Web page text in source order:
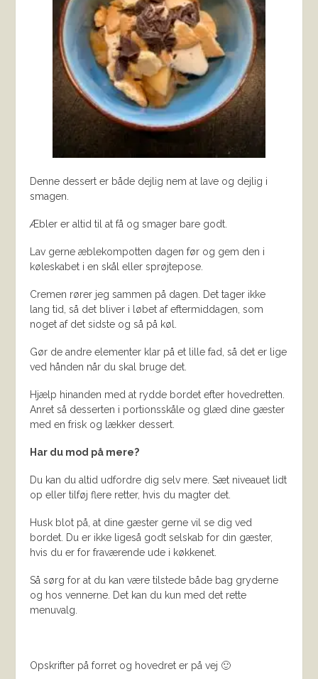
Denne dessert er både dejlig nem at lave og dejlig i
smagen.
Æbler er altid til at få og smager bare godt.
Lav gerne æblekompotten dagen før og gem den i
køleskabet i en skål eller sprøjtepose.
Cremen rører jeg sammen på dagen. Det tager ikke
lang tid, så det bliver i løbet af eftermiddagen, som
noget af det sidste og så på køl.
Gør de andre elementer klar på et lille fad, så det er lige
ved hånden når du skal bruge det.
Hjælp hinanden med at rydde bordet efter hovedretten.
Anret så desserten i portionsskåle og glæd dine gæster
med en frisk og lækker dessert.
Har du mod på mere?
Du kan du altid udfordre dig selv mere. Sæt niveauet lidt
op eller tilføj flere retter, hvis du magter det.
Husk blot på, at dine gæster gerne vil se dig ved
bordet. Du er ikke ligeså godt selskab for din gæster,
hvis du er for fraværende ude i køkkenet.
Så sørg for at du kan være tilstede både bag gryderne
og hos vennerne. Det kan du kun med det rette
menuvalg.
Opskrifter på forret og hovedret er på vej 🙂